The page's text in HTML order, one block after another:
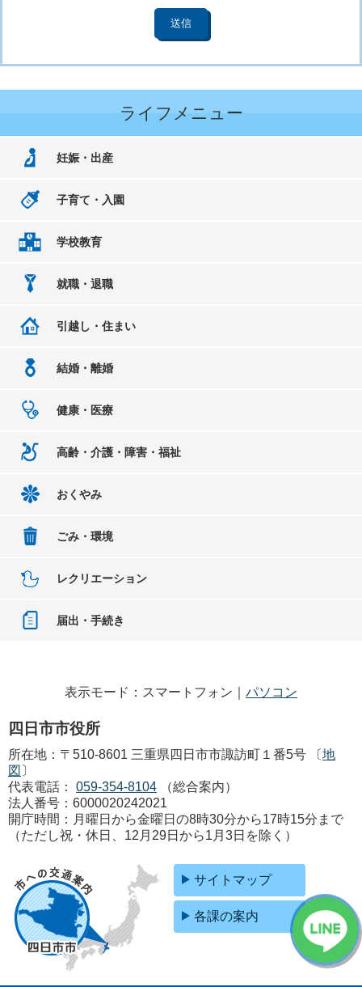
ライフメニュー
妊娠・出産
子育て・入園
学校教育
就職・退職
引越し・住まい
結婚・離婚
健康・医療
高齢・介護・障害・福祉
おくやみ
ごみ・環境
レクリエーション
届出・手続き
表示モード：スマートフォン｜ パソコン
四日市市役所
所在地：〒510-8601 三重県四日市市諏訪町１番5号 〔地
図 〕
代表電話：
059-354-8104
（総合案内）
法人番号：6000020242021
開庁時間：月曜日から金曜日の8時30分から17時15分まで
（ただし祝・休日、12月29日から1月3日を除く）
サイトマップ
各課の案内